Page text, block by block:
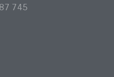
745